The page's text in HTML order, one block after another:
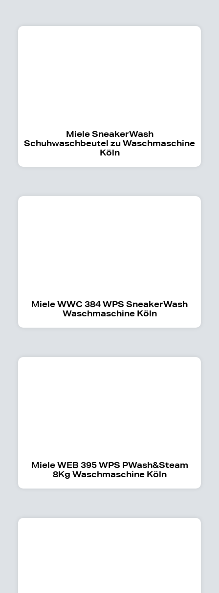
Miele SneakerWash
Schuhwaschbeutel zu Waschmaschine
Köln
Miele WWC 384 WPS SneakerWash
Waschmaschine Köln
Miele WEB 395 WPS PWash&Steam
8Kg Waschmaschine Köln